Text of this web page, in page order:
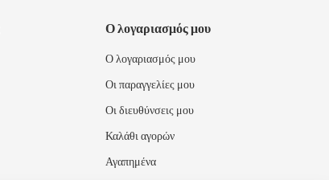
Ο λογαριασμός μου
Ο λογαριασμός μου
Οι παραγγελίες μου
Οι διευθύνσεις μου
Καλάθι αγορών
Αγαπημένα